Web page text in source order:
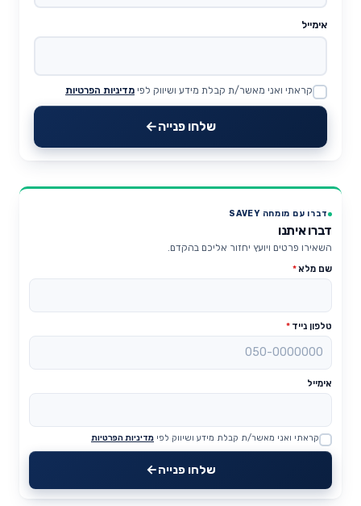
אימייל
Website
קראתי ואני מאשר/ת קבלת מידע ושיווק לפי מדיניות הפרטיות
שלחו פנייה
דברו עם מומחה SAVEY
דברו איתנו
השאירו פרטים ויועץ יחזור אליכם בהקדם.
שם מלא*
טלפון נייד *
אימייל
Website
קראתי ואני מאשר/ת קבלת מידע ושיווק לפי מדיניות הפרטיות
שלחו פנייה